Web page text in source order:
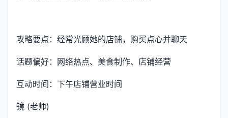
攻略要点：经常光顾她的店铺，购买点心并聊天
话题偏好：网络热点、美食制作、店铺经营
互动时间：下午店铺营业时间
镜 (老师)